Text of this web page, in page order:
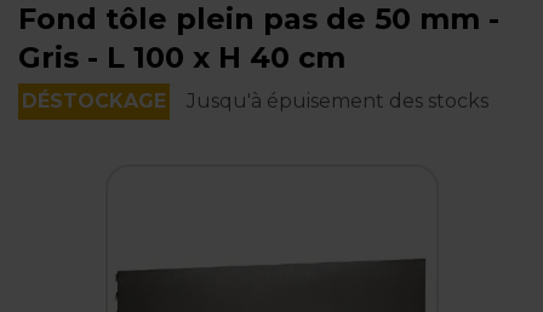
Fond tôle plein pas de 50 mm -
Gris - L 100 x H 40 cm
DÉSTOCKAGE Jusqu'à épuisement des stocks